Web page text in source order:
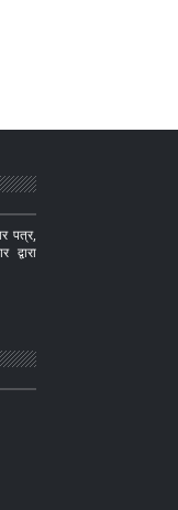
पत्र,